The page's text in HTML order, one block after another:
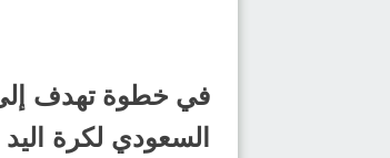
في خطوة تهدف إلى
السعودي لكرة